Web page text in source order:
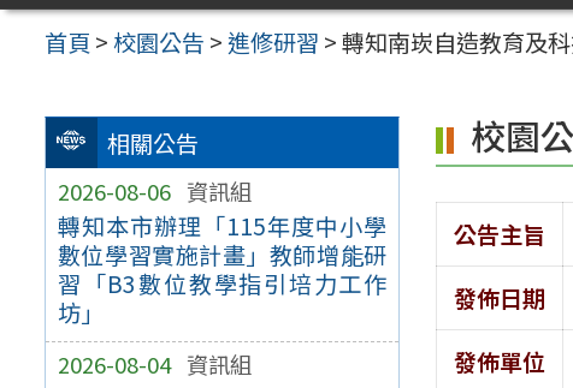
首頁 >校園公告 >進修研習 >轉知南崁自造教育及
相關公告
2026-08-06 資訊組
轉知本市辦理「115年度中小學
數位學習實施計畫」教師增能研
習「B3數位教學指引培力工作
坊」
2026-08-04 資訊組
校園
公告主旨
發佈日期
發佈單位